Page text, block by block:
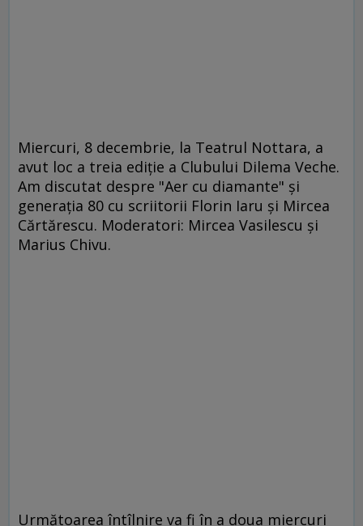
Miercuri, 8 decembrie, la Teatrul Nottara, a
avut loc a treia ediţie a Clubului Dilema Veche.
Am discutat despre "Aer cu diamante" şi
generaţia 80 cu scriitorii Florin Iaru şi Mircea
Cărtărescu. Moderatori: Mircea Vasilescu şi
Marius Chivu.
Următoarea întîlnire va fi în a doua miercuri